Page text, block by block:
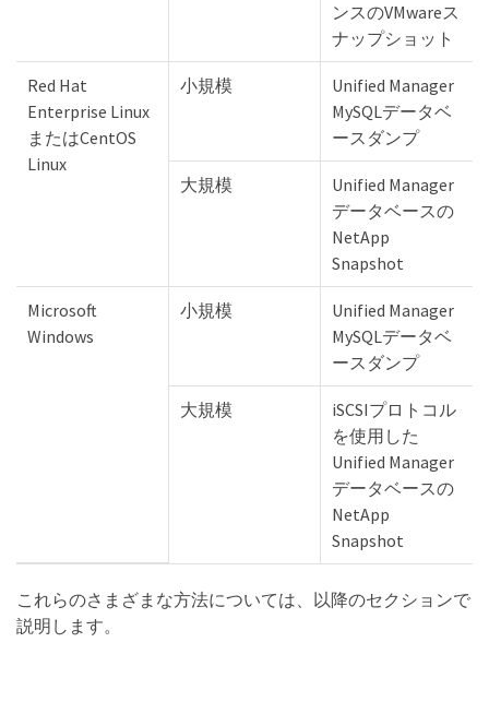
ンスのVMwareス
ナップショット
Red Hat
Enterprise Linux
またはCentOS
Linux
小規模
Unified Manager
MySQLデータベ
ースダンプ
大規模
Unified Manager
データベースの
NetApp
Snapshot
Microsoft
Windows
小規模
Unified Manager
MySQLデータベ
ースダンプ
大規模
iSCSIプロトコル
を使用した
Unified Manager
データベースの
NetApp
Snapshot
これらのさまざまな方法については、以降のセクションで
説明します。